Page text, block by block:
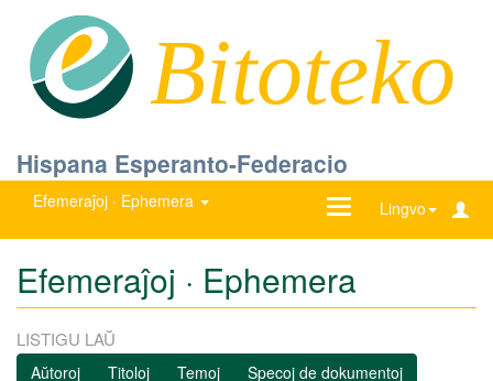
Bitoteko
Hispana Esperanto-Federacio
Efemeraĵoj · Ephemera Lingvo
Ŝanĝu
Efemeraĵoj · Ephemera
LISTIGU LAŬ
Aŭtoroj Titoloj Temoj Specoj de dokumentoj